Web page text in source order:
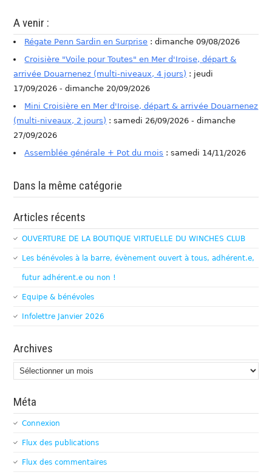
A venir :
Régate Penn Sardin en Surprise : dimanche 09/08/2026
Croisière "Voile pour Toutes" en Mer d'Iroise, départ &
arrivée Douarnenez (multi-niveaux, 4 jours) : jeudi
17/09/2026 - dimanche 20/09/2026
Mini Croisière en Mer d'Iroise, départ & arrivée Douarnenez
(multi-niveaux, 2 jours) : samedi 26/09/2026 - dimanche
27/09/2026
Assemblée générale + Pot du mois : samedi 14/11/2026
Dans la même catégorie
Articles récents
OUVERTURE DE LA BOUTIQUE VIRTUELLE DU WINCHES CLUB
Les bénévoles à la barre, évènement ouvert à tous, adhérent.e,
futur adhérent.e ou non !
Equipe & bénévoles
Infolettre Janvier 2026
Archives
Archives
Méta
Connexion
Flux des publications
Flux des commentaires